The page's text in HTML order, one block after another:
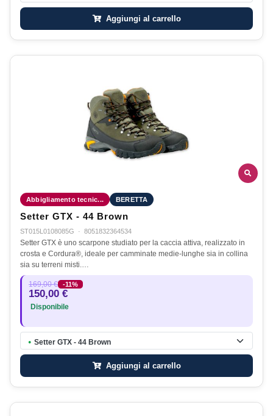
Aggiungi al carrello
Abbigliamento tecnic... BERETTA
Setter GTX - 44 Brown
ST015L0108085G · 8051832364534
Setter GTX è uno scarpone studiato per la caccia attiva, realizzato in
crosta e Cordura®, ideale per camminate medie-lunghe sia in collina
sia su terreni misti.…
169,00 € -11%
150,00 €
Disponibile
● Setter GTX - 44 Brown
Aggiungi al carrello